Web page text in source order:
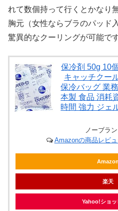
れて数個持って行くとかなり
胸元（女性ならブラのパッド
驚異的なクーリングが可能です
保冷剤 50g 10
キャッチクー
保冷バッグ 業
本製 食品 消耗
時間 強力 ジェ
ノーブラ
Amazonの商品レビ
Amazon
楽天
Yahoo!ショッ